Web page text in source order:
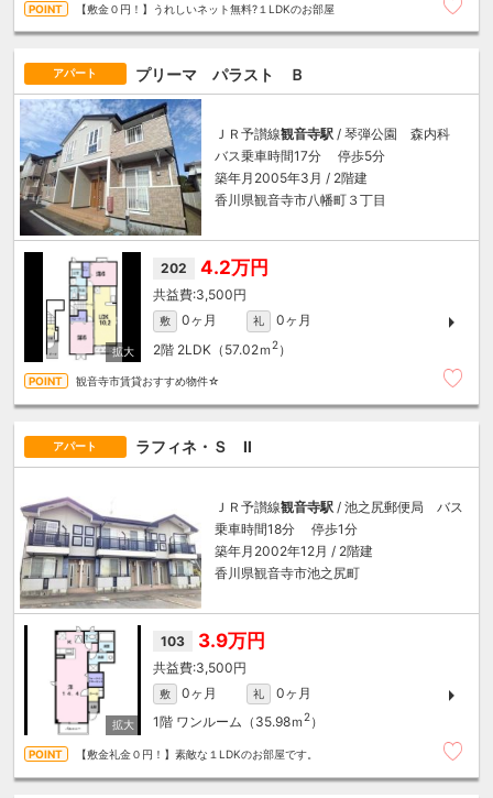
【敷金０円！】うれしいネット無料?１LDKのお部屋
アパート プリーマ パラスト Ｂ
ＪＲ予讃線観音寺駅 / 琴弾公園 森内科
バス乗車時間17分 停歩5分
築年月2005年3月 / 2階建
香川県観音寺市八幡町３丁目
202 4.2万円
3,500円
敷 0ヶ月 礼
0ヶ月
2階 2LDK（57.02ｍ 2）
観音寺市賃貸おすすめ物件☆
アパート ラフィネ・Ｓ Ⅱ
ＪＲ予讃線観音寺駅 / 池之尻郵便局 バス
乗車時間18分 停歩1分
築年月2002年12月 / 2階建
香川県観音寺市池之尻町
103 3.9万円
3,500円
敷 0ヶ月 礼
0ヶ月
1階 ワンルーム（35.98ｍ 2）
【敷金礼金０円！】素敵な１LDKのお部屋です。